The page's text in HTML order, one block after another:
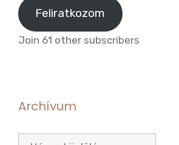
Feliratkozom
Join 61 other subscribers
Archívum
Archívum